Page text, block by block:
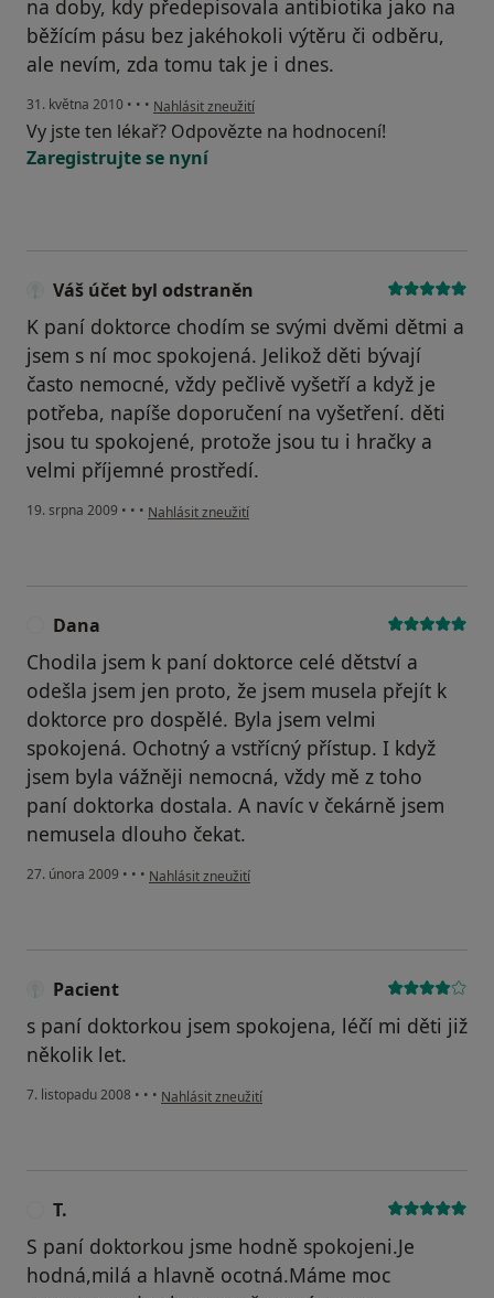
na doby, kdy předepisovala antibiotika jako na
běžícím pásu bez jakéhokoli výtěru či odběru,
ale nevím, zda tomu tak je i dnes.
31. května 2010 • • • podle názoru uživatele Pacient
Nahlásit zneužití
Vy jste ten lékař? Odpovězte na hodnocení!
Zaregistrujte se nyní
Váš účet byl odstraněn
K paní doktorce chodím se svými dvěmi dětmi a
jsem s ní moc spokojená. Jelikož děti bývají
často nemocné, vždy pečlivě vyšetří a když je
potřeba, napíše doporučení na vyšetření. děti
jsou tu spokojené, protože jsou tu i hračky a
velmi příjemné prostředí.
19. srpna 2009 • • • podle názoru uživatele Váš účet byl odstraněn
Nahlásit zneužití
Dana
Chodila jsem k paní doktorce celé dětství a
odešla jsem jen proto, že jsem musela přejít k
doktorce pro dospělé. Byla jsem velmi
spokojená. Ochotný a vstřícný přístup. I když
jsem byla vážněji nemocná, vždy mě z toho
paní doktorka dostala. A navíc v čekárně jsem
nemusela dlouho čekat.
27. února 2009 • • • podle názoru uživatele Dana
Nahlásit zneužití
Pacient
s paní doktorkou jsem spokojena, léčí mi děti již
několik let.
7. listopadu 2008 • • • podle názoru uživatele Pacient
Nahlásit zneužití
T.
S paní doktorkou jsme hodně spokojeni.Je
hodná,milá a hlavně ocotná.Máme moc